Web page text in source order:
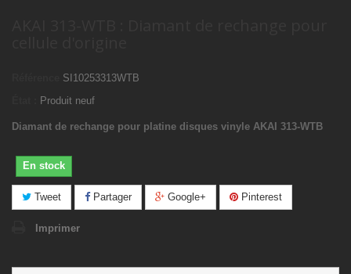
SI10253313WTB
Produit neuf
Diamant de rechange pour platine disques vinyle AKAI 313-WTB
En stock
Tweet Partager Google+ Pinterest
Imprimer